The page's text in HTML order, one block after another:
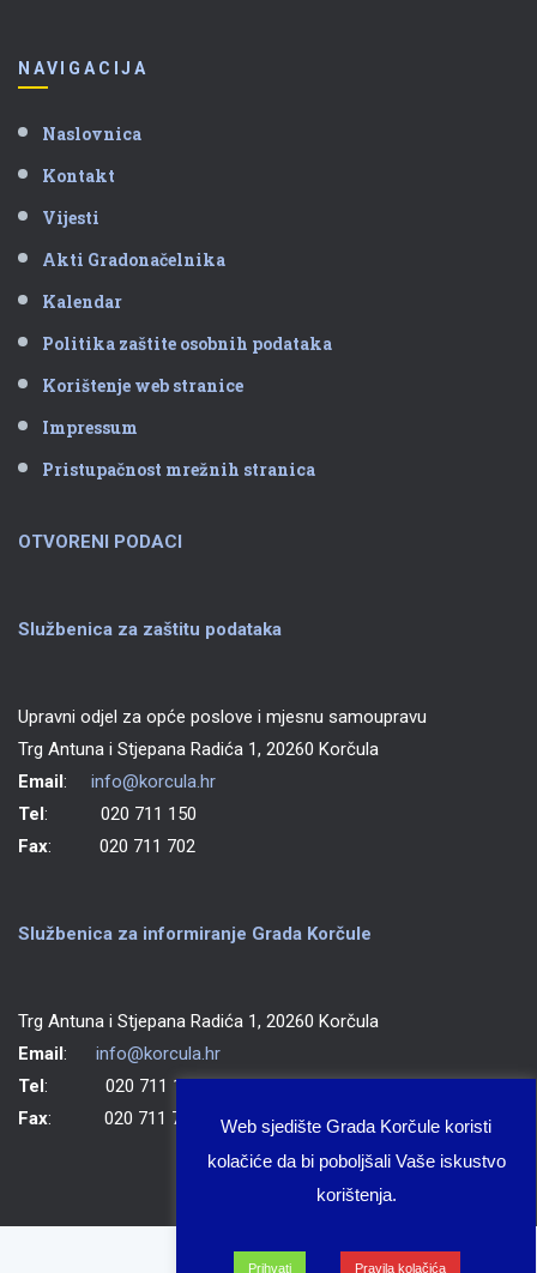
NAVIGACIJA
Naslovnica
Kontakt
Vijesti
Akti Gradonačelnika
Kalendar
Politika zaštite osobnih podataka
Korištenje web stranice
Impressum
Pristupačnost mrežnih stranica
OTVORENI PODACI
Službenica za zaštitu podataka
Upravni odjel za opće poslove i mjesnu samoupravu
Trg Antuna i Stjepana Radića 1, 20260 Korčula
Email: info@korcula.hr
Tel: 020 711 150
Fax: 020 711 702
Službenica za informiranje Grada Korčule
Trg Antuna i Stjepana Radića 1, 20260 Korčula
Email: info@korcula.hr
Tel: 020 711 150
Fax: 020 711 702
Web sjedište Grada Korčule koristi
kolačiće da bi poboljšali Vaše iskustvo
korištenja.
Prihvati Pravila kolačića